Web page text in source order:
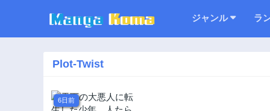
ジャンル ラ
Plot-Twist
6日前